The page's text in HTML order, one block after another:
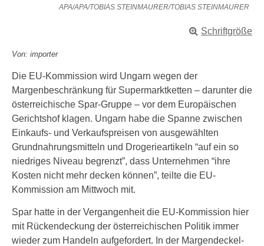
APA/APA/TOBIAS STEINMAURER/TOBIAS STEINMAURER
Schriftgröße
Von: importer
Die EU-Kommission wird Ungarn wegen der
Margenbeschränkung für Supermarktketten – darunter die
österreichische Spar-Gruppe – vor dem Europäischen
Gerichtshof klagen. Ungarn habe die Spanne zwischen
Einkaufs- und Verkaufspreisen von ausgewählten
Grundnahrungsmitteln und Drogerieartikeln “auf ein so
niedriges Niveau begrenzt”, dass Unternehmen “ihre
Kosten nicht mehr decken können”, teilte die EU-
Kommission am Mittwoch mit.
Spar hatte in der Vergangenheit die EU-Kommission hier
mit Rückendeckung der österreichischen Politik immer
wieder zum Handeln aufgefordert. In der Margendeckel-